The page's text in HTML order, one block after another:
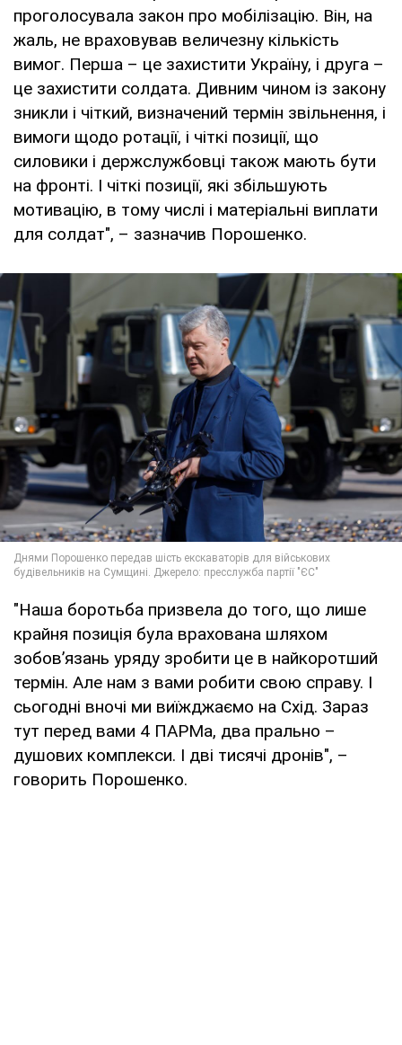
проголосувала закон про мобілізацію. Він, на
жаль, не враховував величезну кількість
вимог. Перша – це захистити Україну, і друга –
це захистити солдата. Дивним чином із закону
зникли і чіткий, визначений термін звільнення, і
вимоги щодо ротації, і чіткі позиції, що
силовики і держслужбовці також мають бути
на фронті. І чіткі позиції, які збільшують
мотивацію, в тому числі і матеріальні виплати
для солдат", – зазначив Порошенко.
"Наша боротьба призвела до того, що лише
крайня позиція була врахована шляхом
зобов’язань уряду зробити це в найкоротший
термін. Але нам з вами робити свою справу. І
сьогодні вночі ми виїжджаємо на Схід. Зараз
тут перед вами 4 ПАРМа, два прально –
душових комплекси. І дві тисячі дронів", –
говорить Порошенко.